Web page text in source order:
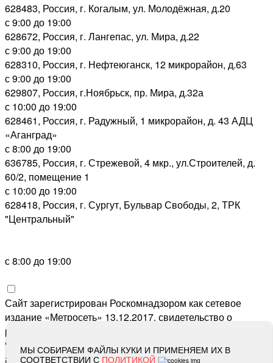
628483, Россия, г. Когалым, ул. Молодёжная, д.20
с 9:00 до 19:00
628672, Россия, г. Лангепас, ул. Мира, д.22
с 9:00 до 19:00
628310, Россия, г. Нефтеюганск, 12 микрорайон, д.63
с 9:00 до 19:00
629807, Россия, г.Ноябрьск, пр. Мира, д.32а
с 10:00 до 19:00
628461, Россия, г. Радужный, 1 микрорайон, д. 43 АДЦ
«Аганград»
с 8:00 до 19:00
636785, Россия, г. Стрежевой, 4 мкр., ул.Строителей, д.
60/2, помещение 1
с 10:00 до 19:00
628418, Россия, г. Сургут, Бульвар Свободы, 2, ТРК
"Центральный"
с 8:00 до 19:00
Сайт зарегистрирован Роскомнадзором как сетевое
издание «Метросеть» 13.12.2017, свидетельство о
регистрации СМИ ЭЛ № ФС 77-71864, учредитель: ООО
“Метросеть“, главный редактор: Ермошин С.Н.,
адрес электронной почты редакции:editor@metro-set.ru
МЫ СОБИРАЕМ ФАЙЛЫ КУКИ И ПРИМЕНЯЕМ ИХ В
СООТВЕТСТВИИ С ПОЛИТИКОЙ